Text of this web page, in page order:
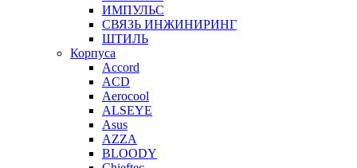
ИМПУЛЬС
СВЯЗЬ ИНЖИНИРИНГ
ШТИЛЬ
Корпуса
Accord
ACD
Aerocool
ALSEYE
Asus
AZZA
BLOODY